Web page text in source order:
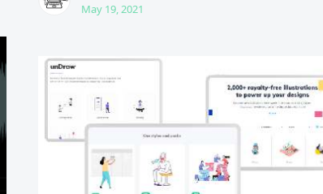
May 19, 2021